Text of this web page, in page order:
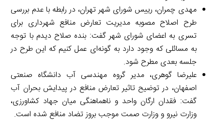
مهدی چمران، رییس شورای شهر تهران، در رابطه با عدم بررسی
طرح اصلاح مصوبه مدیریت تعارض منافع شهرداری برای
تسری به اعضای شورای شهر گفت: بنده صلاح دیدم با توجه
به مسائلی که وجود دارد به گونه‌ای عمل کنیم که این طرح در
جلسه بعدی مطرح شود.
علیرضا گوهری، مدیر گروه مهندسی آب دانشگاه صنعتی
اصفهان، در توضیح تاثیر تعارض منافع در پیدایش بحران آب
گفت: فقدان ارگان واحد و ناهماهنگی میان جهاد کشاورزی،
وزارت نیرو و وزارت صمت موجب بروز تضاد منافع شده است.